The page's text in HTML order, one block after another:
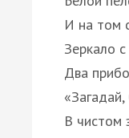
И на том
Зеркало
Два
В чистом